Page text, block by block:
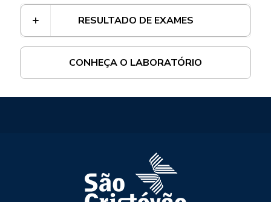
RESULTADO DE EXAMES
CONHEÇA O LABORATÓRIO